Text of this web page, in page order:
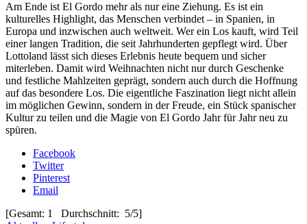
Am Ende ist El Gordo mehr als nur eine Ziehung. Es ist ein
kulturelles Highlight, das Menschen verbindet – in Spanien, in
Europa und inzwischen auch weltweit. Wer ein Los kauft, wird Teil
einer langen Tradition, die seit Jahrhunderten gepflegt wird. Über
Lottoland lässt sich dieses Erlebnis heute bequem und sicher
miterleben. Damit wird Weihnachten nicht nur durch Geschenke
und festliche Mahlzeiten geprägt, sondern auch durch die Hoffnung
auf das besondere Los. Die eigentliche Faszination liegt nicht allein
im möglichen Gewinn, sondern in der Freude, ein Stück spanischer
Kultur zu teilen und die Magie von El Gordo Jahr für Jahr neu zu
spüren.
Facebook
Twitter
Pinterest
Email
[Gesamt: 1 Durchschnitt: 5/5]